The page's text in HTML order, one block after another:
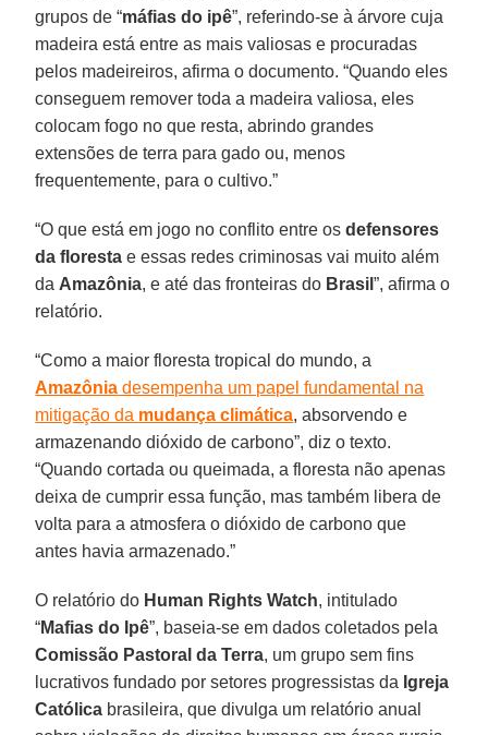
grupos de “máfias do ipê”, referindo-se à árvore cuja
madeira está entre as mais valiosas e procuradas
pelos madeireiros, afirma o documento. “Quando eles
conseguem remover toda a madeira valiosa, eles
colocam fogo no que resta, abrindo grandes
extensões de terra para gado ou, menos
frequentemente, para o cultivo.”
“O que está em jogo no conflito entre osdefensores
da floresta e essas redes criminosas vai muito além
da Amazônia, e até das fronteiras do Brasil”, afirma o
relatório.
“Como a maior floresta tropical do mundo, a
Amazônia desempenha um papel fundamental na
mitigação da mudança climática, absorvendo e
armazenando dióxido de carbono”, diz o texto.
“Quando cortada ou queimada, a floresta não apenas
deixa de cumprir essa função, mas também libera de
volta para a atmosfera o dióxido de carbono que
antes havia armazenado.”
O relatório do Human Rights Watch, intitulado
“Mafias do Ipê”, baseia-se em dados coletados pela
Comissão Pastoral da Terra, um grupo sem fins
lucrativos fundado por setores progressistas da Igreja
Católica brasileira, que divulga um relatório anual